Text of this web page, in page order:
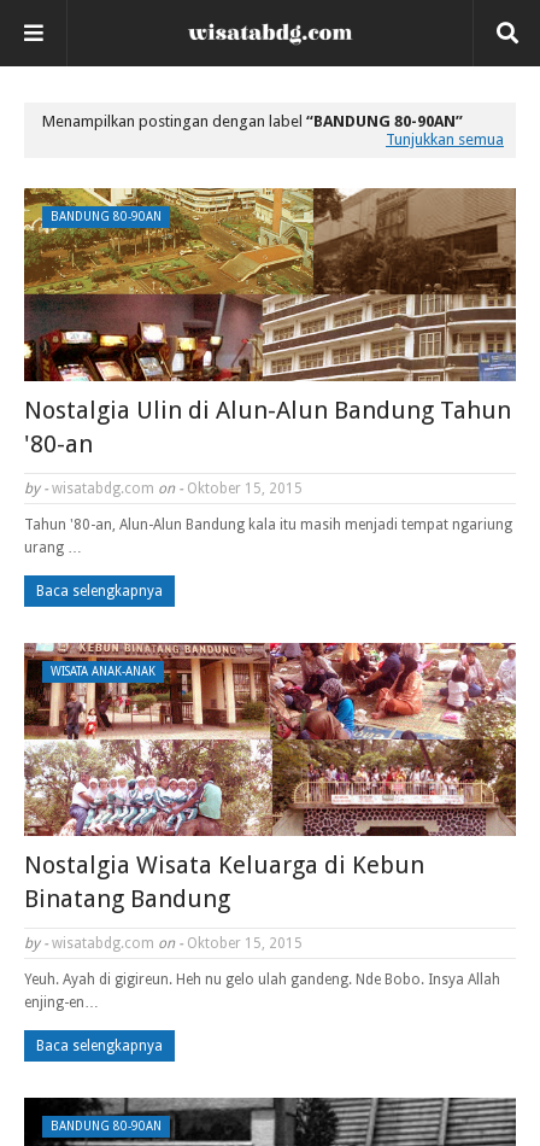
Menampilkan postingan dengan label
BANDUNG 80-90AN
Tunjukkan semua
BANDUNG 80-90AN
Nostalgia Ulin di Alun-Alun Bandung Tahun
'80-an
by - wisatabdg.com on - Oktober 15, 2015
Tahun '80-an, Alun-Alun Bandung kala itu masih menjadi tempat ngariung
urang …
Baca selengkapnya
WISATA ANAK-ANAK
Nostalgia Wisata Keluarga di Kebun
Binatang Bandung
by - wisatabdg.com on - Oktober 15, 2015
Yeuh. Ayah di gigireun. Heh nu gelo ulah gandeng. Nde Bobo. Insya Allah
enjing-en…
Baca selengkapnya
BANDUNG 80-90AN